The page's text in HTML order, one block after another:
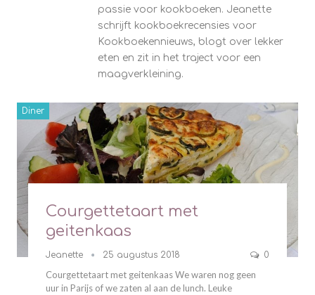
passie voor kookboeken. Jeanette
schrijft kookboekrecensies voor
Kookboekennieuws, blogt over lekker
eten en zit in het traject voor een
maagverkleining.
Diner
Courgettetaart met
geitenkaas
Jeanette 25 augustus 2018 0
Courgettetaart met geitenkaas We waren nog geen
uur in Parijs of we zaten al aan de lunch. Leuke